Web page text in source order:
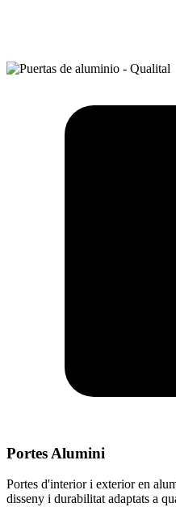
Portes Alumini
Portes d'interior i exterior en
disseny i durabilitat adaptats a